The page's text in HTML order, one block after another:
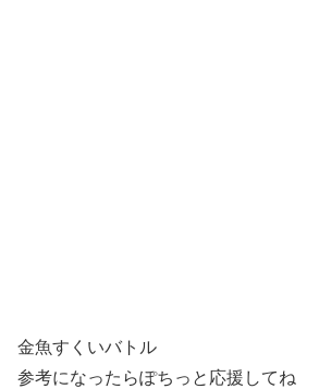
金魚すくいバトル
参考になったらぽちっと応援してね